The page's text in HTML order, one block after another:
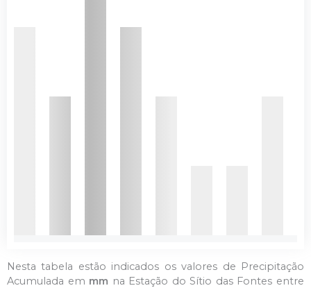
Nesta tabela estão indicados os valores de Precipitação
Acumulada em mm na Estação do Sítio das Fontes entre